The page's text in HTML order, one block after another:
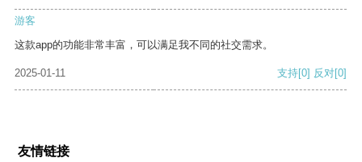
游客
这款app的功能非常丰富，可以满足我不同的社交需求。
2025-01-11 支持[0] 反对[0]
友情链接